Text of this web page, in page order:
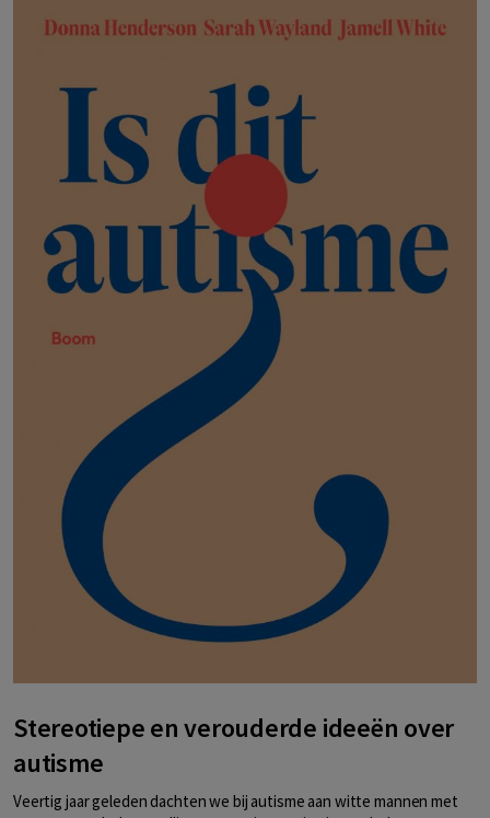
Stereotiepe en verouderde ideeën over
autisme
Veertig jaar geleden dachten we bij autisme aan witte mannen met